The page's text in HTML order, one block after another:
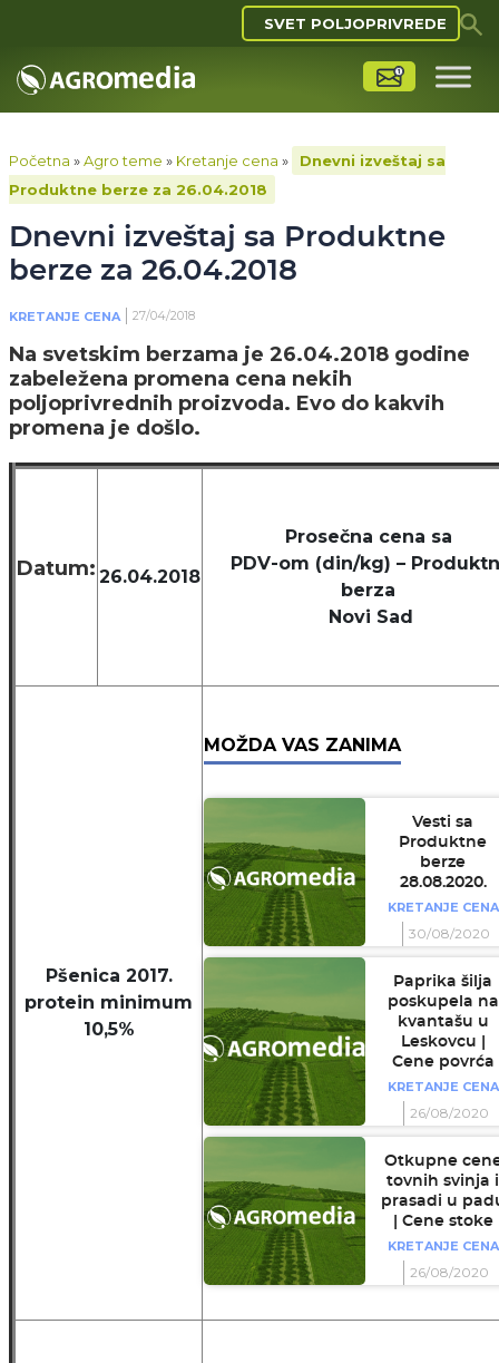
SVET POLJOPRIVREDE
Početna »Agro teme » Kretanje cena »
Dnevni izveštaj sa
Produktne berze za 26.04.2018
Dnevni izveštaj sa Produktne
berze za 26.04.2018
KRETANJE CENA 27/04/2018
Na svetskim berzama je 26.04.2018 godine
zabeležena promena cena nekih
poljoprivrednih proizvoda. Evo do kakvih
promena je došlo.
Datum: 26.04.2018
Prosečna cena sa
PDV-om (din/kg) –
berza
Novi Sad
Pšenica 2017.
protein minimum
10,5%
MOŽDA VAS ZANIMA
Vesti sa
Produktne
berze
28.08.2020.
KRETANJE CENA
30/08/2020
Paprika šilja
poskupela na
kvantašu u
Leskovcu |
Cene povrća
KRETANJE CENA
26/08/2020
Otkupne
tovnih svinja i
prasadi u
| Cene stoke
KRETANJE CENA
26/08/2020